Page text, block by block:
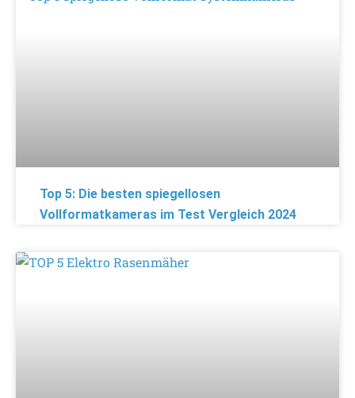
Top 5: Die besten spiegellosen
Vollformatkameras im Test Vergleich 2024